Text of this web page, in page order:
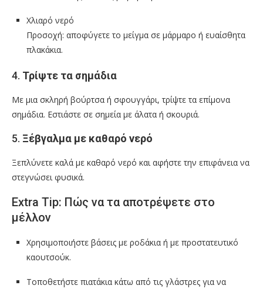
Χλιαρό νερό
Προσοχή: αποφύγετε το μείγμα σε μάρμαρο ή ευαίσθητα
πλακάκια.
4. Τρίψτε τα σημάδια
Με μια σκληρή βούρτσα ή σφουγγάρι, τρίψτε τα επίμονα
σημάδια. Εστιάστε σε σημεία με άλατα ή σκουριά.
5. Ξέβγαλμα με καθαρό νερό
Ξεπλύνετε καλά με καθαρό νερό και αφήστε την επιφάνεια να
στεγνώσει φυσικά.
Extra Tip: Πώς να τα αποτρέψετε στο
μέλλον
Χρησιμοποιήστε βάσεις με ροδάκια ή με προστατευτικό
καουτσούκ.
Τοποθετήστε πιατάκια κάτω από τις γλάστρες για να